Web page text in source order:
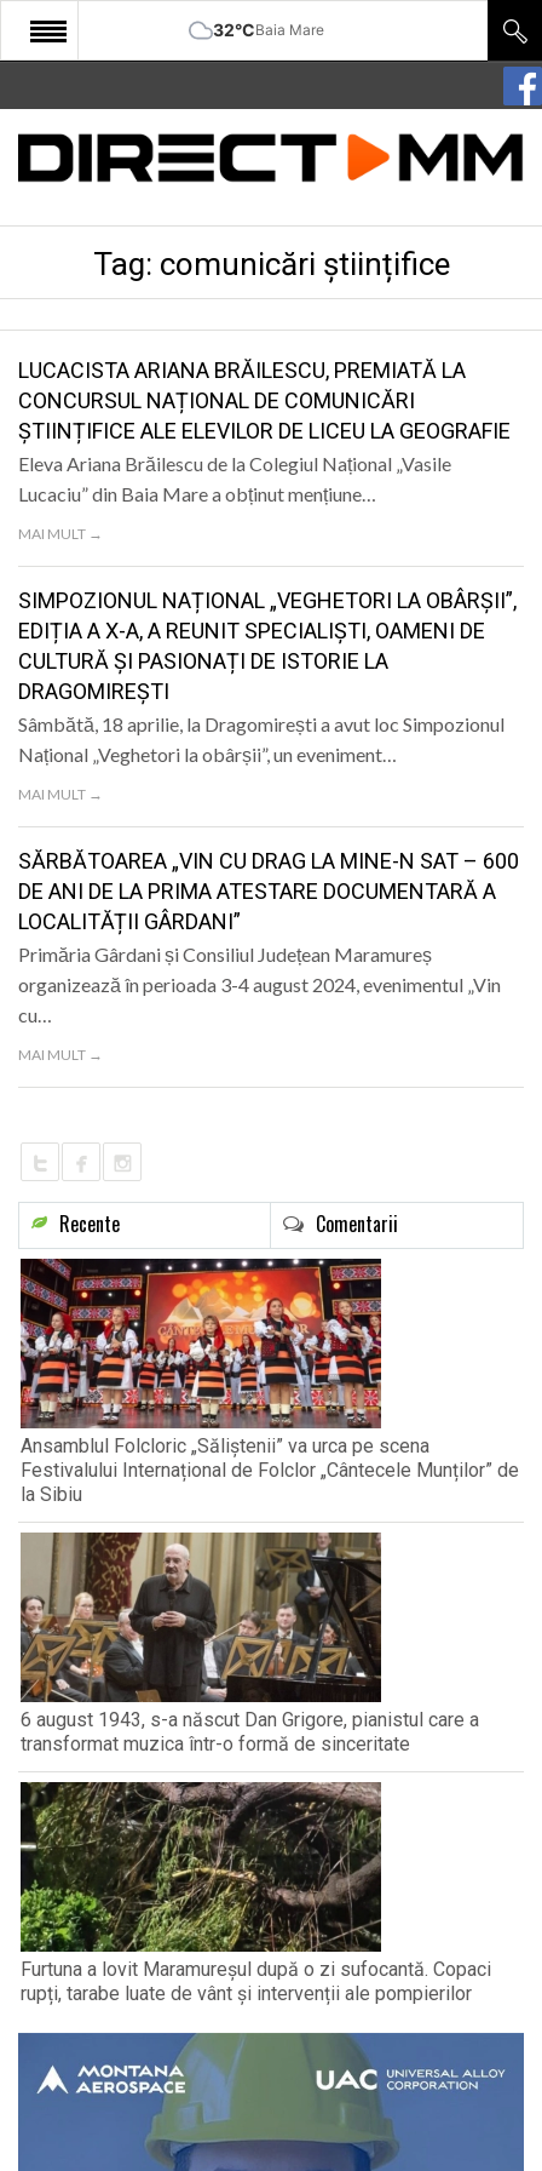
32°CBaia Mare
START
COMUNITATE
CULTURA
SANATATE
SPORT
SPECIAL
Tag: comunicări științifice
LUCACISTA ARIANA BRĂILESCU, PREMIATĂ LA
CONCURSUL NAȚIONAL DE COMUNICĂRI
ȘTIINȚIFICE ALE ELEVILOR DE LICEU LA GEOGRAFIE
Eleva Ariana Brăilescu de la Colegiul Național „Vasile
Lucaciu” din Baia Mare a obținut mențiune…
MAI MULT →
SIMPOZIONUL NAȚIONAL „VEGHETORI LA OBÂRȘII”,
EDIȚIA A X-A, A REUNIT SPECIALIȘTI, OAMENI DE
CULTURĂ ȘI PASIONAȚI DE ISTORIE LA
DRAGOMIREȘTI
Sâmbătă, 18 aprilie, la Dragomirești a avut loc Simpozionul
Național „Veghetori la obârșii”, un eveniment…
MAI MULT →
SĂRBĂTOAREA „VIN CU DRAG LA MINE-N SAT – 600
DE ANI DE LA PRIMA ATESTARE DOCUMENTARĂ A
LOCALITĂȚII GÂRDANI”
Primăria Gârdani și Consiliul Județean Maramureș
organizează în perioada 3-4 august 2024, evenimentul „Vin
cu…
MAI MULT →
Recente Comentarii
Ansamblul Folcloric „Săliștenii” va urca pe scena
Festivalului Internațional de Folclor „Cântecele Munților” de
la Sibiu
6 august 1943, s-a născut Dan Grigore, pianistul care a
transformat muzica într-o formă de sinceritate
Furtuna a lovit Maramureșul după o zi sufocantă. Copaci
rupți, tarabe luate de vânt și intervenții ale pompierilor